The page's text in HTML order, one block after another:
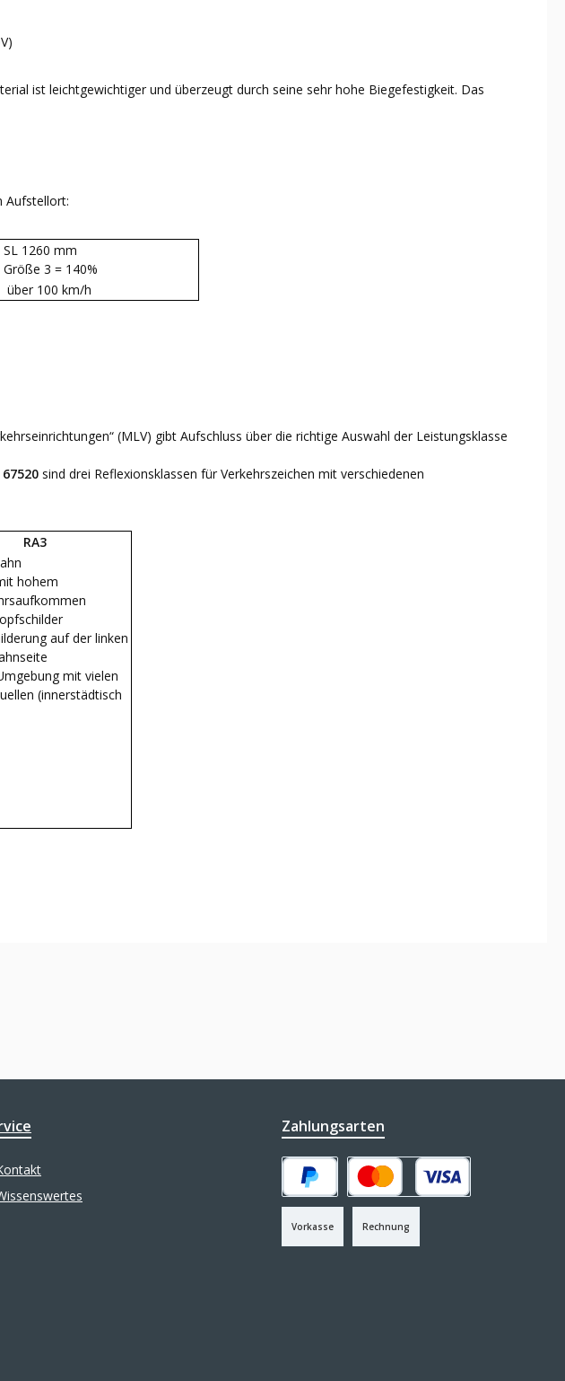
ist leichtgewichtiger und überzeugt durch seine sehr hohe Biegefestigkeit. Das
Aufstellort:
SL 1260 mm
Größe 3 = 140%
über 100 km/h
(MLV) gibt Aufschluss über die richtige Auswahl der Leistungsklasse
sind drei Reflexionsklassen für Verkehrszeichen mit verschiedenen
RA3
hohem
auf der linken
mit vielen
(innerstädtisch
Zahlungsarten
Vorkasse
PayPal Kredit- oder Debitkarte
Rechnung